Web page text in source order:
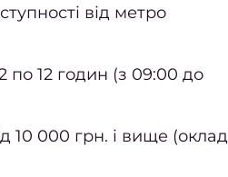
від метро
по 12 годин (з 09:00 до
10 000 грн. і вище (оклад